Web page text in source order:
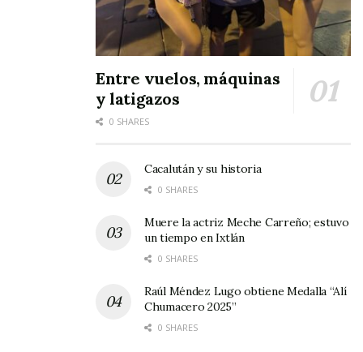
Entre vuelos, máquinas
y latigazos
0 SHARES
Cacalután y su historia
0 SHARES
Muere la actriz Meche Carreño; estuvo
un tiempo en Ixtlán
0 SHARES
Raúl Méndez Lugo obtiene Medalla “Alí
Chumacero 2025”
0 SHARES